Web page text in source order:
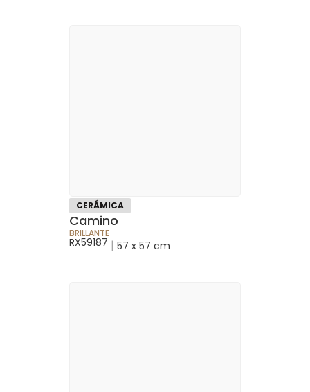
CERÁMICA
Camino
BRILLANTE
RX59187 | 57 x 57 cm